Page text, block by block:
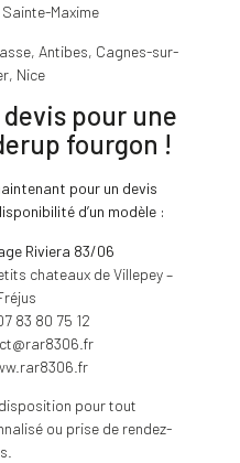
Maxime
Antibes, Cagnes-sur-
Nice
pour une
fourgon !
pour un devis
d’un modèle :
Riviera 83/06
chateaux de Villepey –
83 80 75 12
pour tout
ou prise de rendez-